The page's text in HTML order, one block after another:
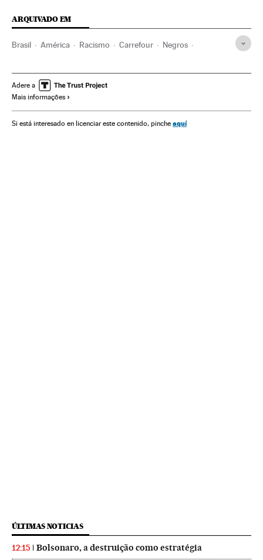
ARQUIVADO EM
Brasil América Racismo Carrefour Negros
Desigualdade social Distúrbios raciais
Assassinatos
Adere a
Mais informações
Si está interesado en licenciar este contenido, pinche aquí
ÚLTIMAS NOTICIAS
12:15 Bolsonaro, a destruição como estratégia